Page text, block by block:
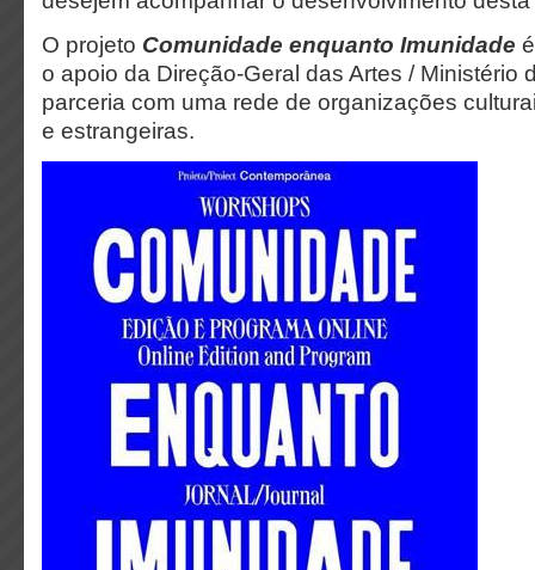
O projeto Comunidade enquanto Imunidade
o apoio da Direção-Geral das Artes / Ministério
parceria com uma rede de organizações
e estrangeiras.